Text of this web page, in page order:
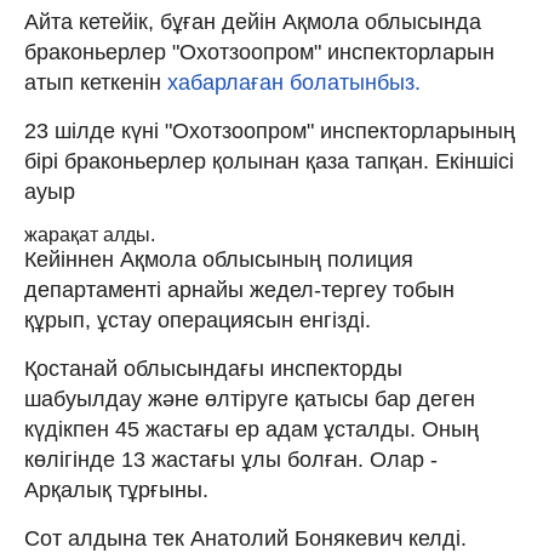
Айта кетейік, бұған дейін Ақмола облысында
браконьерлер "Охотзоопром" инспекторларын
атып кеткенін хабарлаған болатынбыз.
23 шілде күні "Охотзоопром" инспекторларының
бірі браконьерлер қолынан қаза тапқан. Екіншісі
ауыр
жарақат алды.
Кейіннен Ақмола облысының полиция
департаменті арнайы жедел-тергеу тобын
құрып, ұстау операциясын енгізді.
Қостанай облысындағы инспекторды
шабуылдау және өлтіруге қатысы бар деген
күдікпен 45 жастағы ер адам ұсталды. Оның
көлігінде 13 жастағы ұлы болған. Олар -
Арқалық тұрғыны.
Сот алдына тек Анатолий Бонякевич келді.